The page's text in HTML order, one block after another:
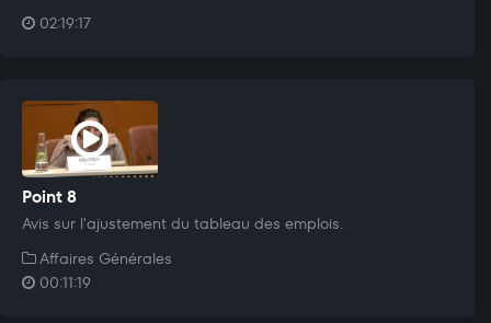
02:19:17
Point 8
Avis sur l'ajustement du tableau des emplois.
Affaires Générales
00:11:19